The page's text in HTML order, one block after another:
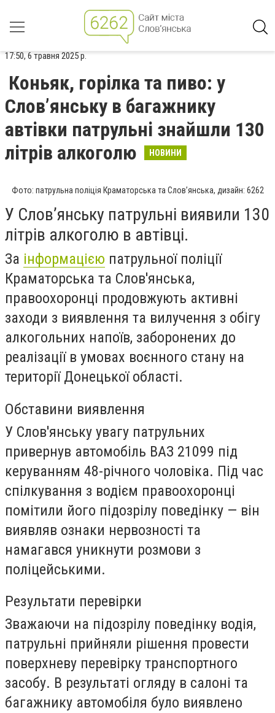
17:50, 6 травня 2025 р.
Коньяк, горілка та пиво: у
Слов’янську в багажнику
автівки патрульні знайшли 130
літрів алкоголю
НОВИНИ
Фото: патрульна поліція Краматорська та Слов’янська, дизайн: 6262
У Слов’янську патрульні виявили 130
літрів алкоголю в автівці.
За інформацією патрульної поліції
Краматорська та Слов'янська,
правоохоронці продовжують активні
заходи з виявлення та вилучення з обігу
алкогольних напоїв, заборонених до
реалізації в умовах воєнного стану на
території Донецької області.
Обставини виявлення
У Слов'янську увагу патрульних
привернув автомобіль ВАЗ 21099 під
керуванням 48-річного чоловіка. Під час
спілкування з водієм правоохоронці
помітили його підозрілу поведінку — він
виявляв ознаки нервозності та
намагався уникнути розмови з
поліцейськими.
Результати перевірки
Зважаючи на підозрілу поведінку водія,
патрульні прийняли рішення провести
поверхневу перевірку транспортного
засобу. В результаті огляду в салоні та
багажнику автомобіля було виявлено